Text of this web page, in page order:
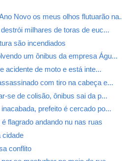
Novo os meus olhos flutuarão
milhares de toras de euc...
são incendiados
um ônibus da empresa Águ...
acidente de moto e está inte...
com tiro na cabeça e...
se de colisão, ônibus sai da p...
prefeito é cercado po...
flagrado andando nu nas ruas
cidade
conflito